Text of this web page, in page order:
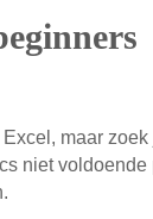
maar
niet